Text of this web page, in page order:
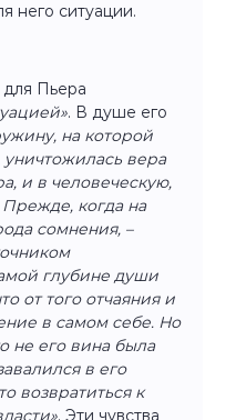
него ситуации.
Пьера
. В душе его
на которой
уничтожилась вера
и в человеческую,
когда на
сомнения, –
глубине души
от того отчаяния и
в самом себе. Но
не его вина была
в его
возвратиться к
. Эти чувства